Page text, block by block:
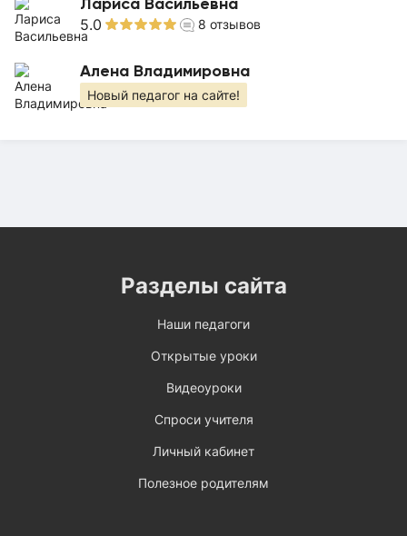
5.0 8 отзывов
Алена Владимировна
Новый педагог на сайте!
Разделы сайта
Наши педагоги
Открытые уроки
Видеоуроки
Спроси учителя
Личный кабинет
Полезное родителям